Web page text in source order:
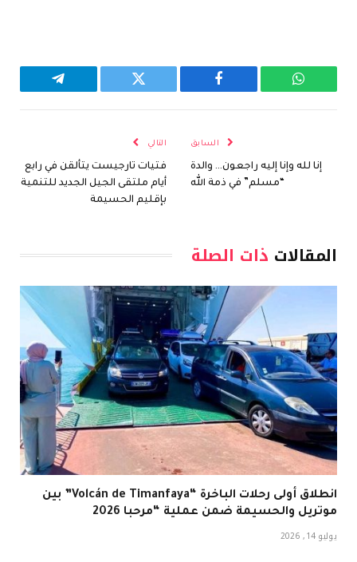
واتساب فيسبوك تويتر تيلقرام
السابق
إنا لله وإنا إليه راجعون… والدة
“مسلم” في ذمة الله
التالي
فتيات تارجيست يتألقن في رابع
أيام ملتقى الجيل الجديد للتنمية
بإقليم الحسيمة
المقالات ذات الصلة
انطلاق أولى رحلات الباخرة “Volcán de Timanfaya” بين
موتريل والحسيمة ضمن عملية “مرحبا 2026
يوليو 14, 2026